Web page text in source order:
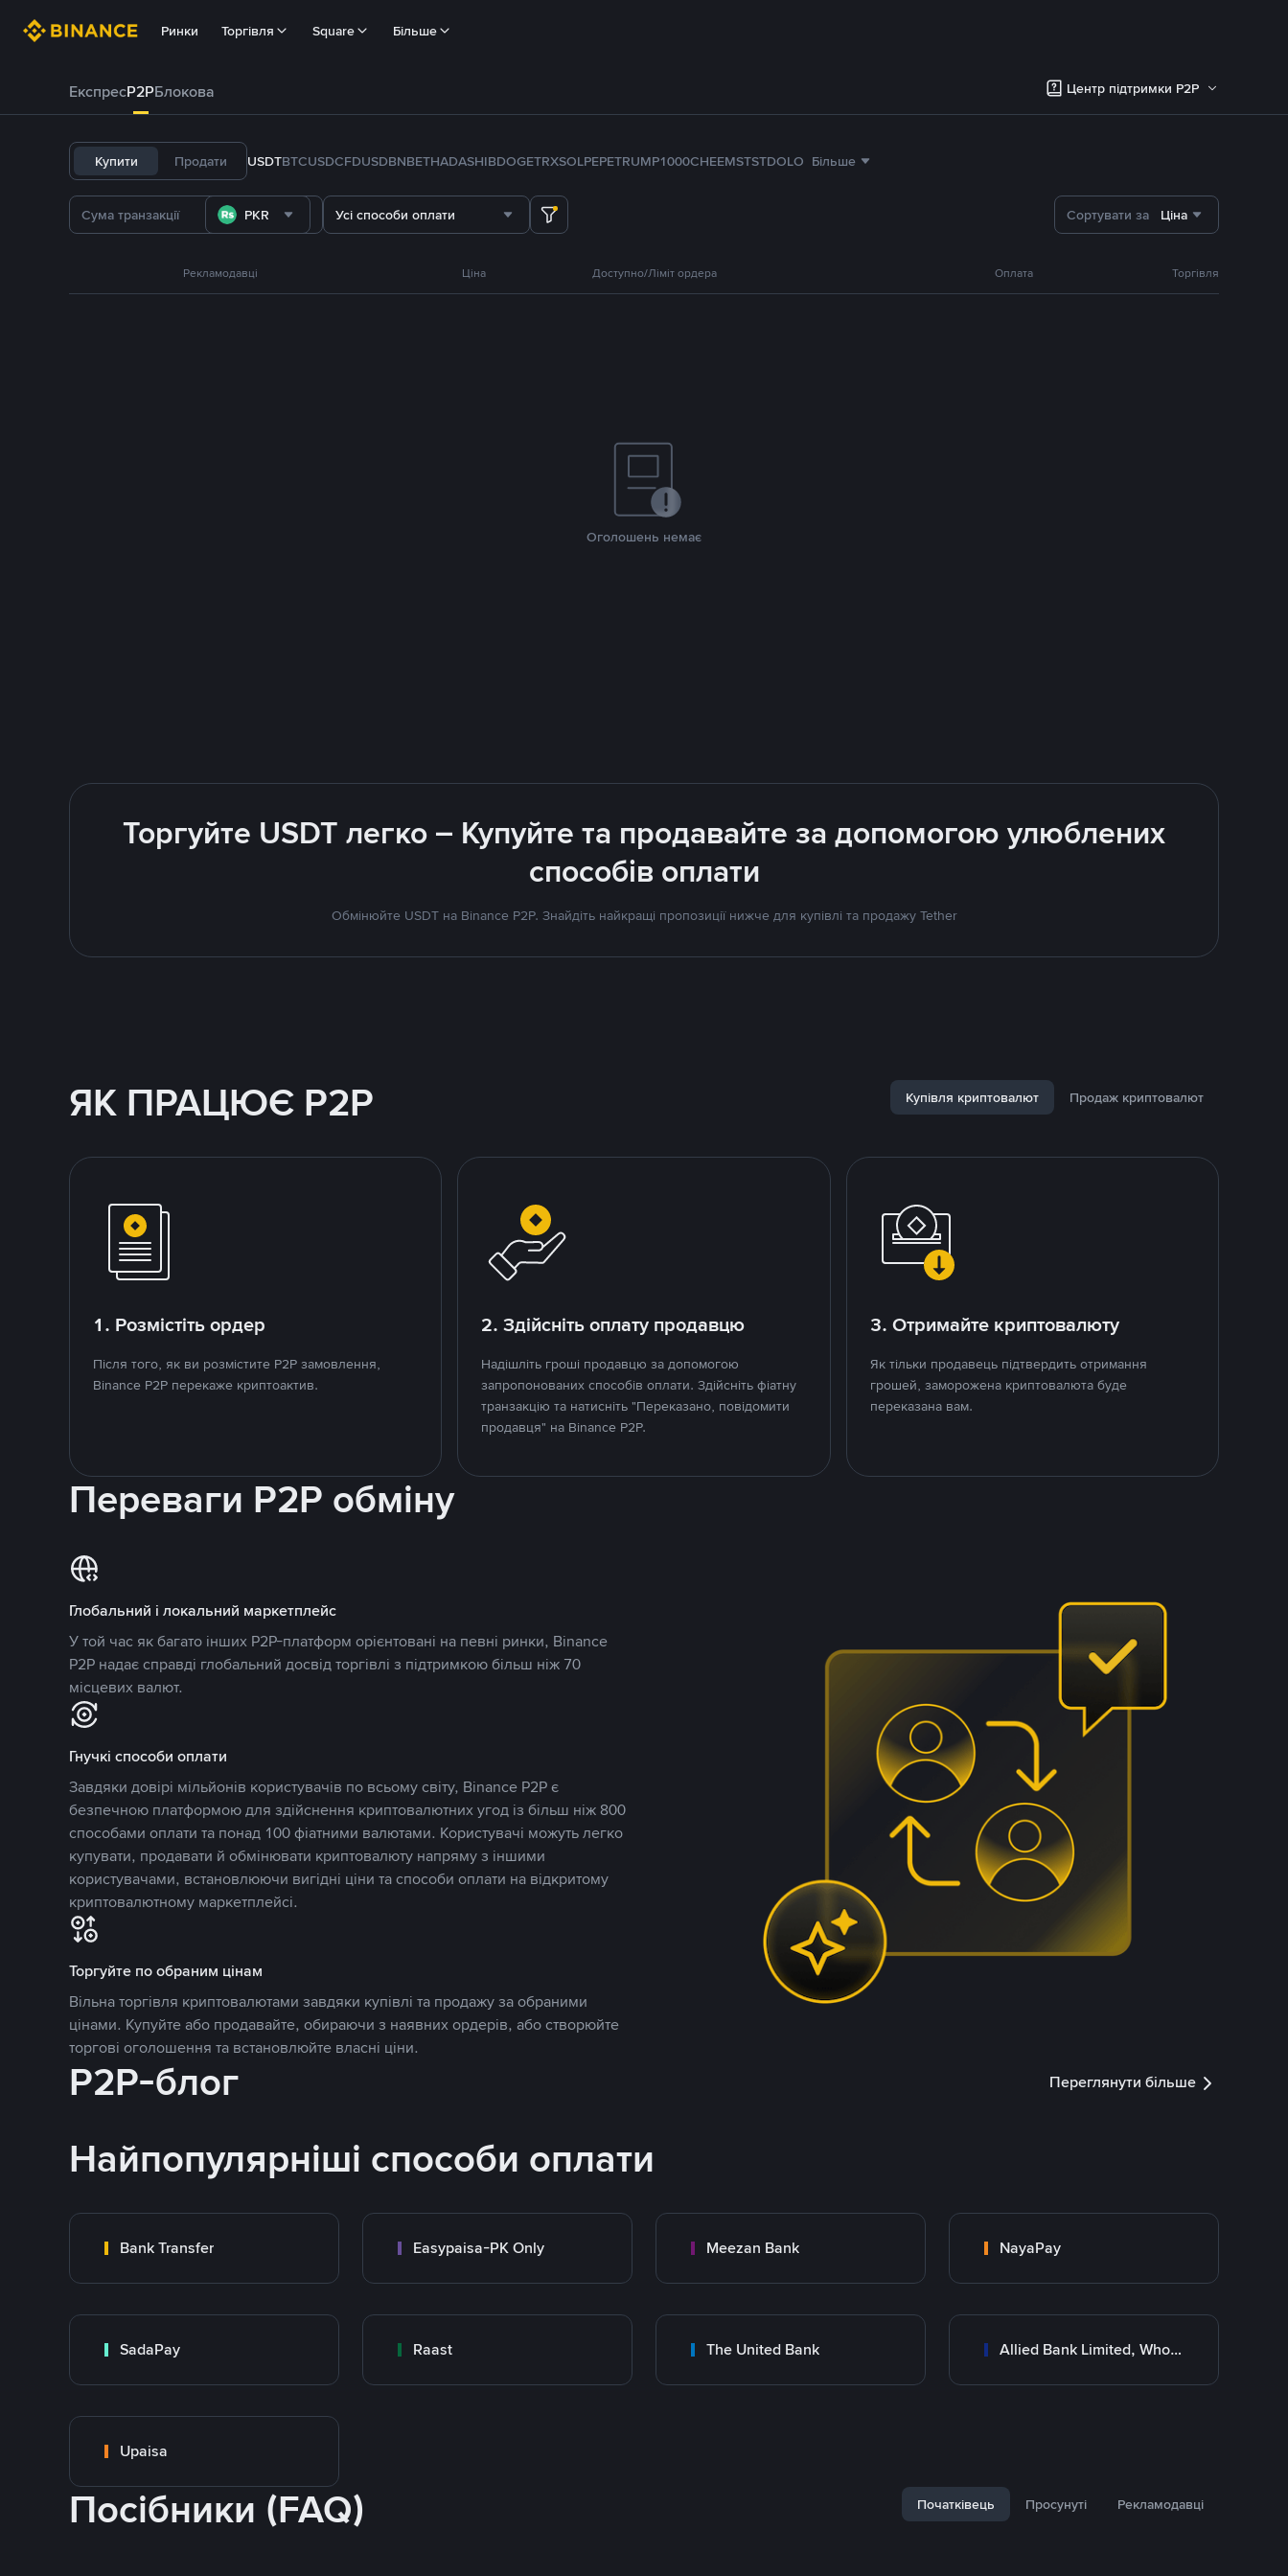
Ринки Торгівля Square Більше
ЕкспресP2PБлокова Центр підтримки P2P
Купити Продати USDTBTCUSDCFDUSDBNBETHADASHIBDOGETRXSOLPEPETRUMP1000CHEEMSTSTDOLO Більше
PKR Усі способи оплати Сортувати за Ціна
Рекламодавці Ціна Доступно/Ліміт ордера Оплата Торгівля
Оголошень немає
Торгуйте USDT легко – Купуйте та продавайте за допомогою улюблених
способів оплати
Обмінюйте USDT на Binance P2P. Знайдіть найкращі пропозиції нижче для купівлі та продажу Tether
ЯК ПРАЦЮЄ P2P Купівля криптовалют Продаж криптовалют
1. Розмістіть ордер
Після того, як ви розмістите P2P замовлення,
Binance P2P перекаже криптоактив.
2. Здійсніть оплату продавцю
Надішліть гроші продавцю за допомогою
запропонованих способів оплати. Здійсніть фіатну
транзакцію та натисніть "Переказано, повідомити
продавця" на Binance P2P.
3. Отримайте криптовалюту
Як тільки продавець підтвердить отримання
грошей, заморожена криптовалюта буде
переказана вам.
Переваги P2P обміну
Глобальний і локальний маркетплейс
У той час як багато інших P2P-платформ орієнтовані на певні ринки, Binance
P2P надає справді глобальний досвід торгівлі з підтримкою більш ніж 70
місцевих валют.
Гнучкі способи оплати
Завдяки довірі мільйонів користувачів по всьому світу, Binance P2P є
безпечною платформою для здійснення криптовалютних угод із більш ніж 800
способами оплати та понад 100 фіатними валютами. Користувачі можуть легко
купувати, продавати й обмінювати криптовалюту напряму з іншими
користувачами, встановлюючи вигідні ціни та способи оплати на відкритому
криптовалютному маркетплейсі.
Торгуйте по обраним цінам
Вільна торгівля криптовалютами завдяки купівлі та продажу за обраними
цінами. Купуйте або продавайте, обираючи з наявних ордерів, або створюйте
торгові оголошення та встановлюйте власні ціни.
P2P-блог Переглянути більше
Найпопулярніші способи оплати
Bank Transfer Easypaisa-PK Only Meezan Bank NayaPay
SadaPay Raast The United Bank Allied Bank Limited, Wholesale Branch
Upaisa
Посібники (FAQ) Початківець Просунуті Рекламодавці